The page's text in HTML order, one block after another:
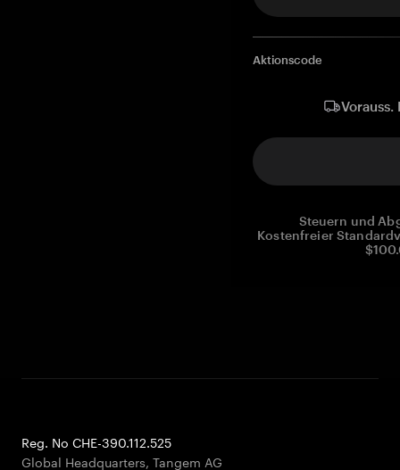
Aktionscode
Steuern und
Kostenfreier
Reg. No CHE-390.112.525
Global Headquarters, Tangem AG